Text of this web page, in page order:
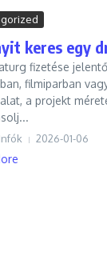
keres egy
fizetése
filmiparban
a projekt
2026-01-06